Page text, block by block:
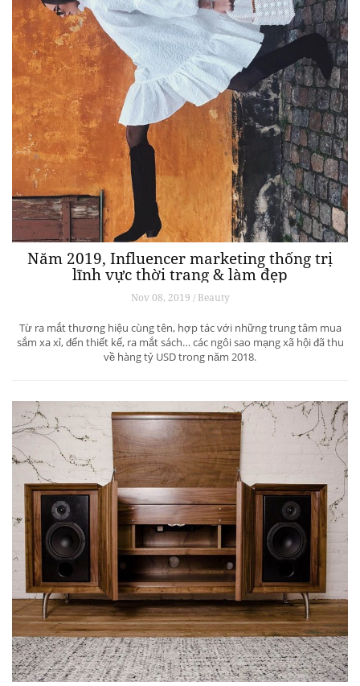
Năm 2019, Influencer marketing thống trị
lĩnh vực thời trang & làm đẹp
Nov 08, 2019 / Beauty
Từ ra mắt thương hiệu cùng tên, hợp tác với những trung tâm mua
sắm xa xỉ, đến thiết kế, ra mắt sách… các ngôi sao mạng xã hội đã thu
về hàng tỷ USD trong năm 2018.